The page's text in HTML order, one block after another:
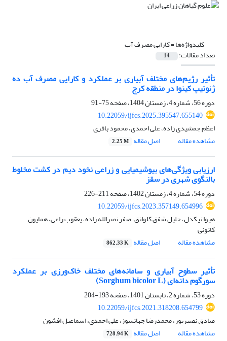
کلیدواژه‌ها =کارایی مصرف آب
تعداد مقالات: 14
تأثیر رژیم‌های مختلف آبیاری بر عملکرد و کارایی مصرف آب ده
ژنوتیپ کینوا در منطقه کرج
دوره 56، شماره 4، زمستان 1404، صفحه
75-91
10.22059/ijfcs.2025.395547.655140
اعظم جمشیدی زاده، علی احمدی، محمود باقری
مشاهده مقاله
اصل مقاله 2.25 M
ارزیابی ویژگی‌های بیوشیمیایی و زراعی نخود دیم در کشت مخلوط
بالنگوی شهری در سقز
دوره 54، شماره 4، زمستان 1402، صفحه
211-226
10.22059/ijfcs.2023.357149.654996
هیوا نیکدل، جلیل شفق کلوانق، صفر نصرالله زاده، یعقوب راعی، همایون
کانونی
مشاهده مقاله
اصل مقاله 862.33 K
تأثیر سطوح آبیاری و سامانه‌های مختلف خاک‌ورزی بر عملکرد
سورگوم دانه‌ای (Sorghum bicolor L)
دوره 53، شماره 2، تابستان 1401، صفحه
193-204
10.22059/ijfcs.2021.318208.654799
صادق نصیرپور، محمدرضا جهانسوز، علی احمدی، اسماعیل افشون
مشاهده مقاله
اصل مقاله 728.94 K